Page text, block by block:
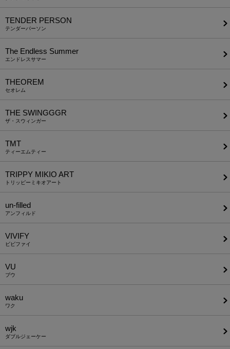
TENDER PERSON
テンダーパーソン
The Endless Summer
エンドレスサマー
THEOREM
セオレム
THE SWINGGGR
ザ・スウィンガー
TMT
ティーエムティー
TRIPPY MIKIO ART
トリッピーミキオアート
un-filled
アンフィルド
VIVIFY
ビビファイ
VU
ブウ
waku
ワク
wjk
ダブルジェーケー